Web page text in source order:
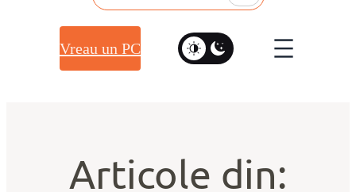
Vreau un PC
Articole din: